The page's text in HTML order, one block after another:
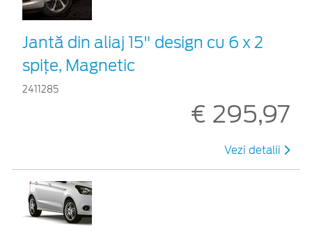
Jantă din aliaj 15" design cu 6 x 2
spițe, Magnetic
2411285
€ 295,97
Vezi detalii